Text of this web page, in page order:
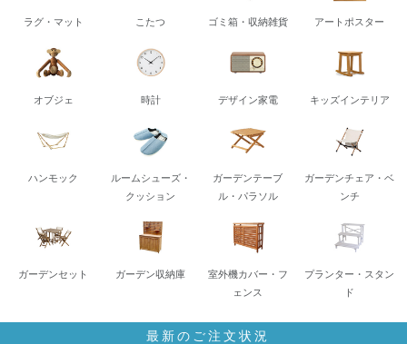
ラグ・マット こたつ ゴミ箱・収納雑貨 アートポスター
オブジェ 時計 デザイン家電 キッズインテリア
ハンモック
ルームシューズ・
クッション
ガーデンテーブ
ル・パラソル
ガーデンチェア・ベ
ンチ
ガーデンセット ガーデン収納庫
室外機カバー・フ
ェンス
プランター・スタン
ド
最新のご注文状況